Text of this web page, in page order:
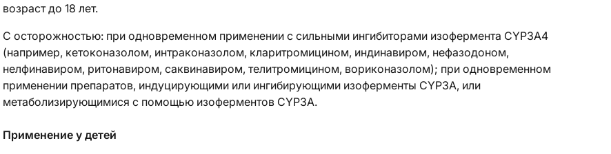
возраст до 18 лет.
С осторожностью: при одновременном применении с сильными ингибиторами изофермента CYP3A4
(например, кетоконазолом, интраконазолом, кларитромицином, индинавиром, нефазодоном,
нелфинавиром, ритонавиром, саквинавиром, телитромицином, вориконазолом); при одновременном
применении препаратов, индуцирующими или ингибирующими изоферменты CYP3A, или
метаболизирующимися с помощью изоферментов CYP3A.
Применение у детей